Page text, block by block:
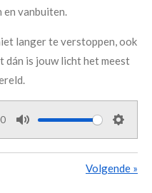
en vanbuiten.
langer te verstoppen, ook
dán is jouw licht het meest
u
e
t
Volgende »